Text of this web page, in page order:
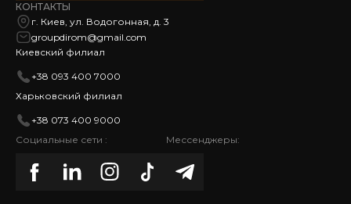
КОНТАКТЫ
г. Киев, ул. Водогонная, д. 3
groupdirom@gmail.com
Киевский филиал
+38 093 400 7000
Харьковский филиал
+38 073 400 9000
Социальные сети :
Мессенджеры: